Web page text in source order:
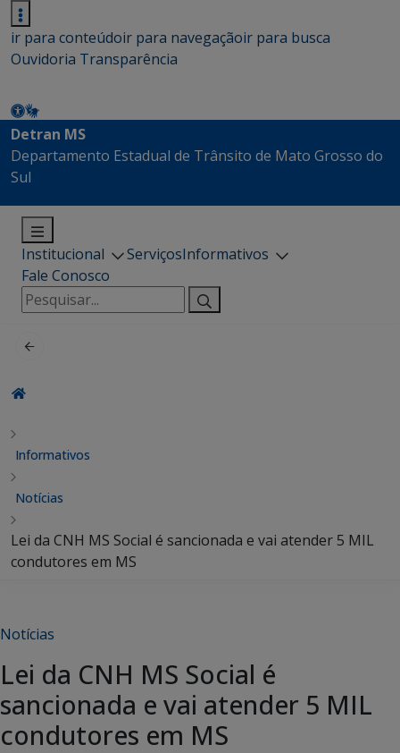
ir para conteúdoir para navegaçãoir para busca
Ouvidoria Transparência
Detran MS
Departamento Estadual de Trânsito de Mato Grosso do
Sul
Institucional ServiçosInformativos
Fale Conosco
Pesquisar
por:
Informativos
Notícias
Lei da CNH MS Social é sancionada e vai atender 5 MIL
condutores em MS
Notícias
Lei da CNH MS Social é
sancionada e vai atender 5 MIL
condutores em MS